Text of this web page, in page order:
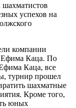
успехов на
компании
Ефима Каца. По
Каца, все
турнир прошел
шахматные
Кроме того,
юных